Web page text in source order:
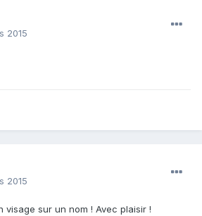
2015
2015
visage sur un nom ! Avec plaisir !